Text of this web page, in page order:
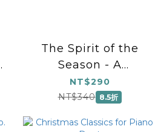
The Spirit of the
Season - A
Christmas Carol
Fantasy for Piano
NT$290
NT$340 8.5折